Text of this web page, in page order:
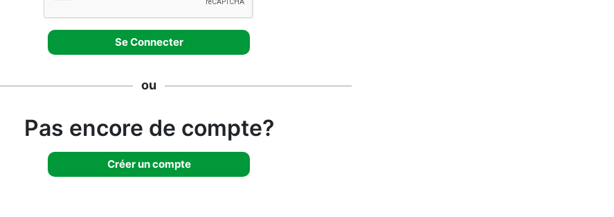
ou
Pas encore de compte?
Créer un compte